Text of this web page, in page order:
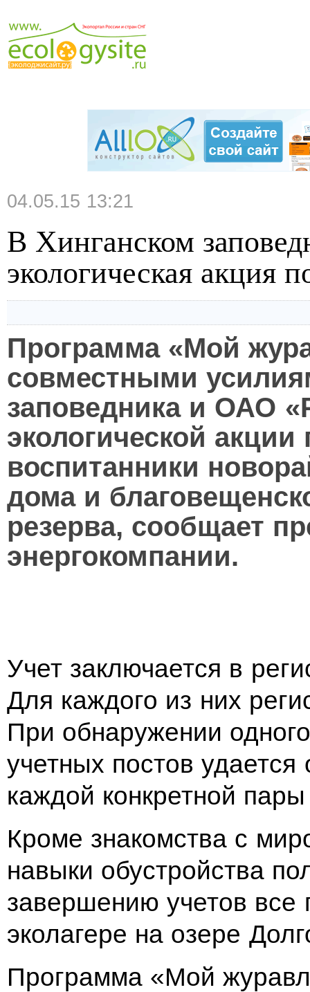
04.05.15 13:21
В Хинганском
экологическая акция
Программа «Мой
совместными
заповедника и ОАО
экологической
воспитанники
дома и
резерва, сообщает
энергокомпании.
Учет заключается в
Для каждого из них
При обнаружении
учетных постов
каждой конкретной
Кроме знакомства с
навыки обустройства
завершению учетов все
эколагере на озере
Программа «Мой